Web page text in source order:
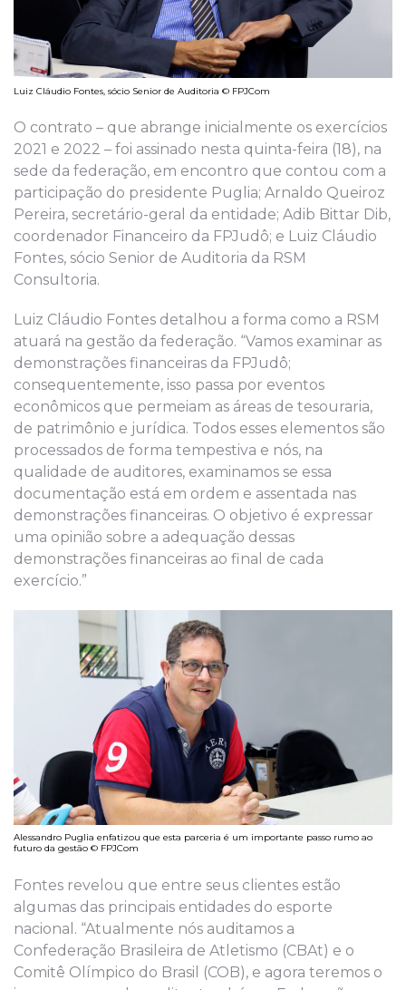
Luiz Cláudio Fontes, sócio Senior de Auditoria © FPJCom
O contrato – que abrange inicialmente os exercícios
2021 e 2022 – foi assinado nesta quinta-feira (18), na
sede da federação, em encontro que contou com a
participação do presidente Puglia; Arnaldo Queiroz
Pereira, secretário-geral da entidade; Adib Bittar Dib,
coordenador Financeiro da FPJudô; e Luiz Cláudio
Fontes, sócio Senior de Auditoria da RSM
Consultoria.
Luiz Cláudio Fontes detalhou a forma como a RSM
atuará na gestão da federação. “Vamos examinar as
demonstrações financeiras da FPJudô;
consequentemente, isso passa por eventos
econômicos que permeiam as áreas de tesouraria,
de patrimônio e jurídica. Todos esses elementos são
processados de forma tempestiva e nós, na
qualidade de auditores, examinamos se essa
documentação está em ordem e assentada nas
demonstrações financeiras. O objetivo é expressar
uma opinião sobre a adequação dessas
demonstrações financeiras ao final de cada
exercício.”
Alessandro Puglia enfatizou que esta parceria é um importante passo rumo ao
futuro da gestão © FPJCom
Fontes revelou que entre seus clientes estão
algumas das principais entidades do esporte
nacional. “Atualmente nós auditamos a
Confederação Brasileira de Atletismo (CBAt) e o
Comitê Olímpico do Brasil (COB), e agora teremos o